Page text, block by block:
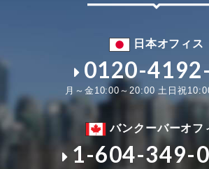
日本オフィス
0120-
月～金10:00～20:00 土日祝
バンクーバーオフ
1-604-349-